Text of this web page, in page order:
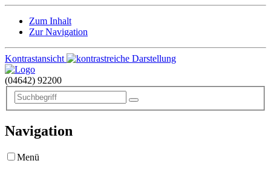
Zum Inhalt
Zur Navigation
Kontrastansicht
(04642) 92200
Navigation
Menü